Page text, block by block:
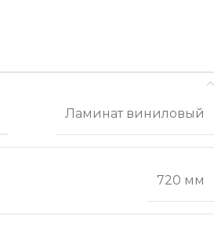
Ламинат виниловый
720 мм